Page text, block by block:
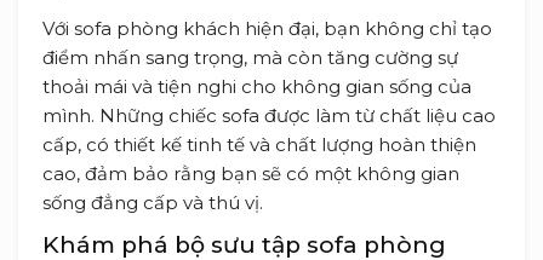
Với sofa phòng khách hiện đại, bạn không chỉ tạo
điểm nhấn sang trọng, mà còn tăng cường sự
thoải mái và tiện nghi cho không gian sống của
mình. Những chiếc sofa được làm từ chất liệu cao
cấp, có thiết kế tinh tế và chất lượng hoàn thiện
cao, đảm bảo rằng bạn sẽ có một không gian
sống đẳng cấp và thú vị.
Khám phá bộ sưu tập sofa phòng